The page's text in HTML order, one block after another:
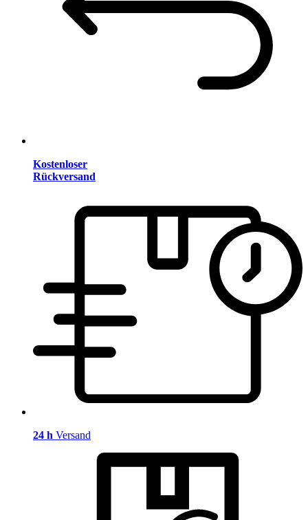
Kostenloser
Rückversand
24 h Versand